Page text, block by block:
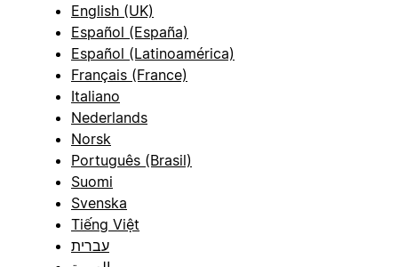
English (UK)
Español (España)
Español (Latinoamérica)
Français (France)
Italiano
Nederlands
Norsk
Português (Brasil)
Suomi
Svenska
Tiếng Việt
עברית